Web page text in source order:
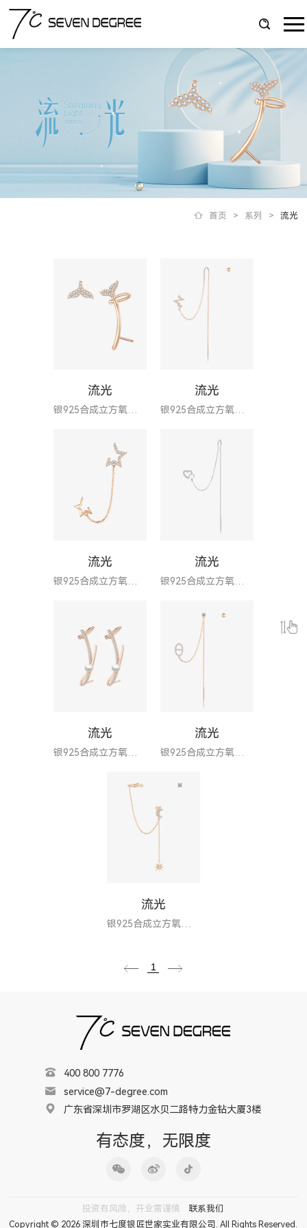
首页 > 系列 > 流光
流光
银925合成立方氧化锆
流光
银925合成立方氧化锆耳环
流光 流光
流光 流光
流光
1
400 800 7776
service@7-degree.com
广东省深圳市罗湖区水贝二路特力金钻大厦3楼
有态度，无限度
投资有风险，开业需谨慎
联系我们
Copyright © 2026 深圳市七度银匠世家实业有限公司. All Rights Reserved.